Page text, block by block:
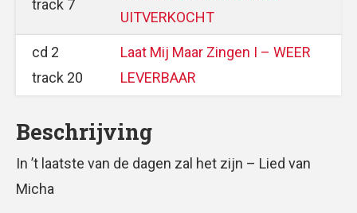
track 7
UITVERKOCHT
cd 2
track 20
Laat Mij Maar Zingen I – WEER
LEVERBAAR
Beschrijving
In ’t laatste van de dagen zal het zijn – Lied van
Micha